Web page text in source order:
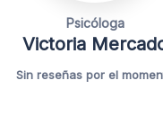
Psicóloga
Victoria
Sin reseñas por el